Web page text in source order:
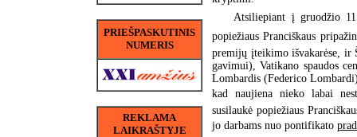
PRIEŠPASKUTINIS
NUMERIS
REKLAMA
LAIKRAŠTYJE
Atsiliepiant į gruodžio 11
popiežiaus Pranciškaus
premijų įteikimo išvakarėse, ir
gavimui), Vatikano spaudos
Lombardis (Federico
kad naujiena nieko labai
susilaukė popiežiaus
jo darbams nuo pontifikato